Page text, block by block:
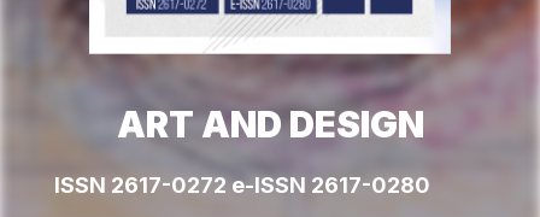
ART AND DESIGN
ISSN 2617-0272 e-ISSN 2617-0280